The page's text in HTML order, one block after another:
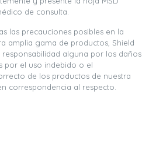
de consulta.
las precauciones posibles en la
amplia gama de productos, Shield
responsabilidad alguna por los daños
por el uso indebido o el
de los productos de nuestra
correspondencia al respecto.